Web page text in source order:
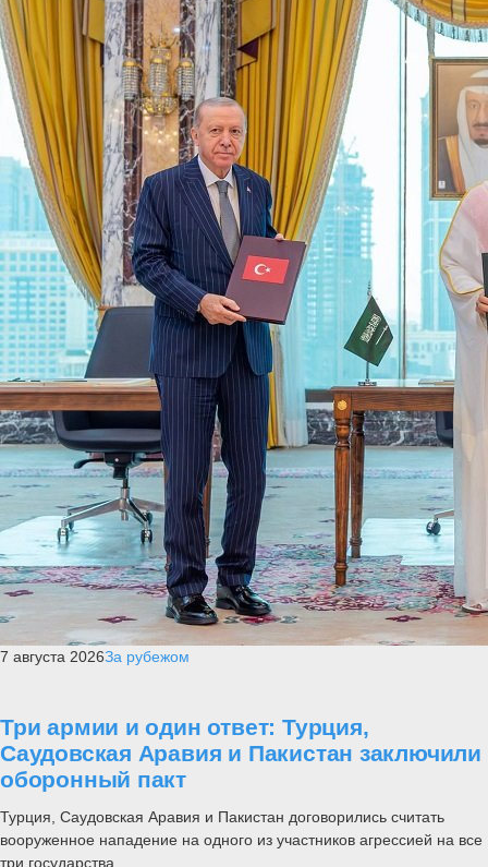
7 августа 2026За рубежом
Три армии и один ответ: Турция,
Саудовская Аравия и Пакистан заключили
оборонный пакт
Турция, Саудовская Аравия и Пакистан договорились считать
вооруженное нападение на одного из участников агрессией на все
три государства....